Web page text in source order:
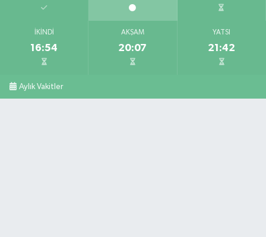
İKINDI
16:54
AKŞAM
20:07
YATSI
21:42
Aylık Vakitler